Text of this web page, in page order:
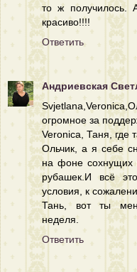
то ж получилось.
красиво!!!!
Ответить
Андриевская
огромное за
Veronica, Таня, где
Ольчик, а я себе
на фоне сохнущих
рубашек.И всё
условия, к
Тань, вот ты
неделя.
Ответить